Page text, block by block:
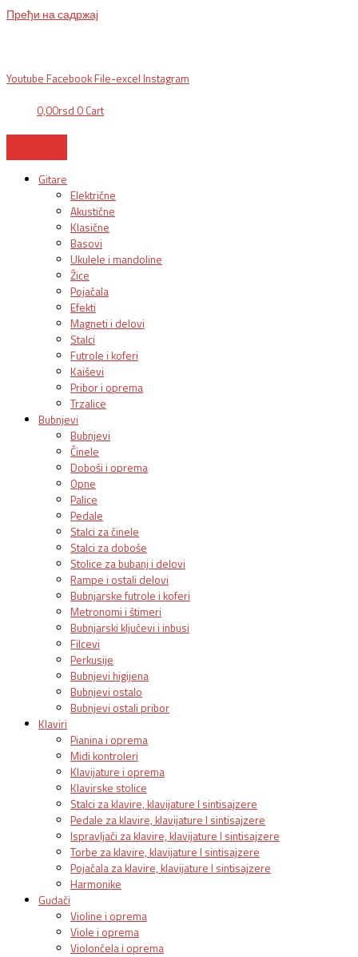
Пређи на садржај
Youtube Facebook File-excel Instagram
0,00rsd 0 Cart
Gitare
Električne
Akustične
Klasične
Basovi
Ukulele i mandoline
Žice
Pojačala
Efekti
Magneti i delovi
Stalci
Futrole i koferi
Kaiševi
Pribor i oprema
Trzalice
Bubnjevi
Bubnjevi
Činele
Doboši i oprema
Opne
Palice
Pedale
Stalci za činele
Stalci za doboše
Stolice za bubanj i delovi
Rampe i ostali delovi
Bubnjarske futrole i koferi
Metronomi i štimeri
Bubnjarski ključevi i inbusi
Filcevi
Perkusije
Bubnjevi higijena
Bubnjevi ostalo
Bubnjevi ostali pribor
Klaviri
Pianina i oprema
Midi kontroleri
Klavijature i oprema
Klavirske stolice
Stalci za klavire, klavijature I sintisajzere
Pedale za klavire, klavijature I sintisajzere
Ispravljači za klavire, klavijature I sintisajzere
Torbe za klavire, klavijature I sintisajzere
Pojačala za klavire, klavijature I sintisajzere
Harmonike
Gudači
Violine i oprema
Viole i oprema
Violončela i oprema